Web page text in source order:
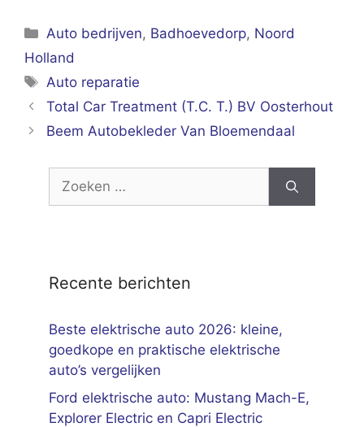
Categorieën
Auto bedrijven, Badhoevedorp, Noord
Holland
Tags
Auto reparatie
Total Car Treatment (T.C. T.) BV Oosterhout
Beem Autobekleder Van Bloemendaal
Zoek
Recente berichten
Beste elektrische auto 2026: kleine,
goedkope en praktische elektrische
auto’s vergelijken
Ford elektrische auto: Mustang Mach-E,
Explorer Electric en Capri Electric